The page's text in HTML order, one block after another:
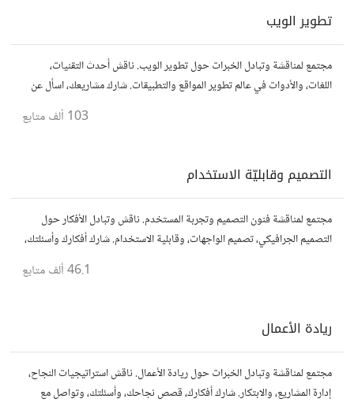
تطوير الويب
مجتمع لمناقشة وتبادل الخبرات حول تطوير الويب. ناقش أحدث التقنيات،
اللغات، والأدوات في عالم تطوير المواقع والتطبيقات. شارك مشاريعك، اسأل عن
103 ألف متابع
التصميم وقابليّة الاستخدام
مجتمع لمناقشة فنون التصميم وتجربة المستخدم. ناقش وتبادل الأفكار حول
التصميم الجرافيكي، تصميم الواجهات، وقابلية الاستخدام. شارك أفكارك وأسئلتك،
وتواصل مع مصممين ومتخصصين في تحسين تجربة المستخدم.
46.1 ألف متابع
ريادة الأعمال
مجتمع لمناقشة وتبادل الخبرات حول ريادة الأعمال. ناقش استراتيجيات النجاح،
إدارة المشاريع، والابتكار. شارك أفكارك، قصص نجاحك، وأسئلتك، وتواصل مع